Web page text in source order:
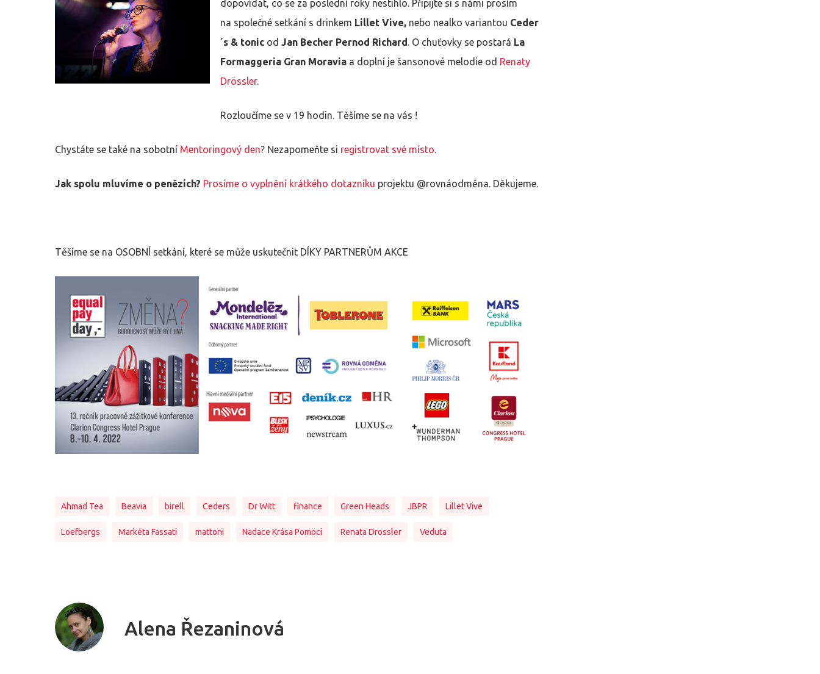
dopovídat, co se za poslední roky nestihlo. Připijte si s námi prosím
na společné setkání s drinkem Lillet Vive, nebo nealko variantou Ceder
´s & tonic odJan Becher Pernod Richard. O chuťovky se postará La
Formaggeria Gran Moravia a doplní je šansonové melodie od Renaty
Drössler.
Rozloučíme se v 19 hodin. Těšíme se na vás !
Chystáte se také na sobotní Mentoringový den? Nezapomeňte si registrovat své místo.
Jak spolu mluvíme o penězích? Prosíme o vyplnění krátkého dotazníku projektu @rovnáodměna. Děkujeme.
Těšíme se na OSOBNÍ setkání, které se může uskutečnit DÍKY PARTNERŮM AKCE
Ahmad Tea Beavia birell Ceders Dr Witt finance Green Heads JBPR Lillet Vive
Loefbergs Markéta Fassati mattoni Nadace Krása Pomoci Renata Drossler Veduta
Alena Řezaninová